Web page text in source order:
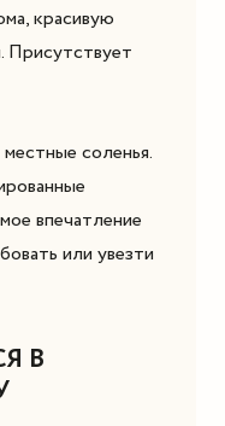
красивую
Присутствует
соленья.
впечатление
или увезти
В